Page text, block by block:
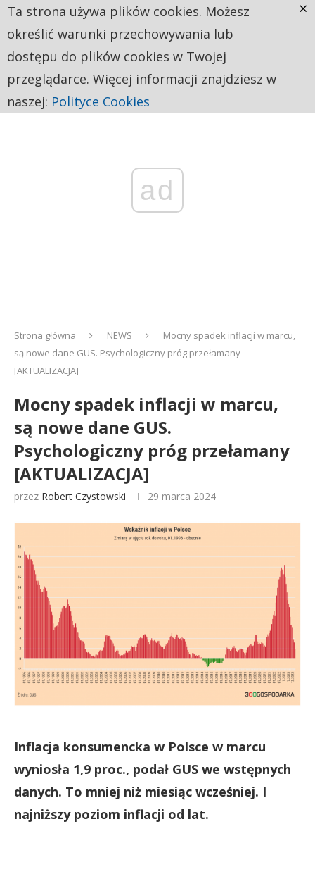
ad
Strona główna NEWS
Mocny spadek inflacji w marcu,
są nowe dane GUS. Psychologiczny próg przełamany
[AKTUALIZACJA]
Mocny spadek inflacji w marcu,
są nowe dane GUS.
Psychologiczny próg przełamany
[AKTUALIZACJA]
przez Robert Czystowski 29 marca 2024
Inflacja konsumencka w Polsce w marcu
wyniosła 1,9 proc., podał GUS we wstępnych
danych. To mniej niż miesiąc wcześniej. I
najniższy poziom inflacji od lat.
Ta strona używa plików cookies. Możesz
określić warunki przechowywania lub
dostępu do plików cookies w Twojej
przeglądarce. Więcej informacji znajdziesz w
naszej: Polityce Cookies
×